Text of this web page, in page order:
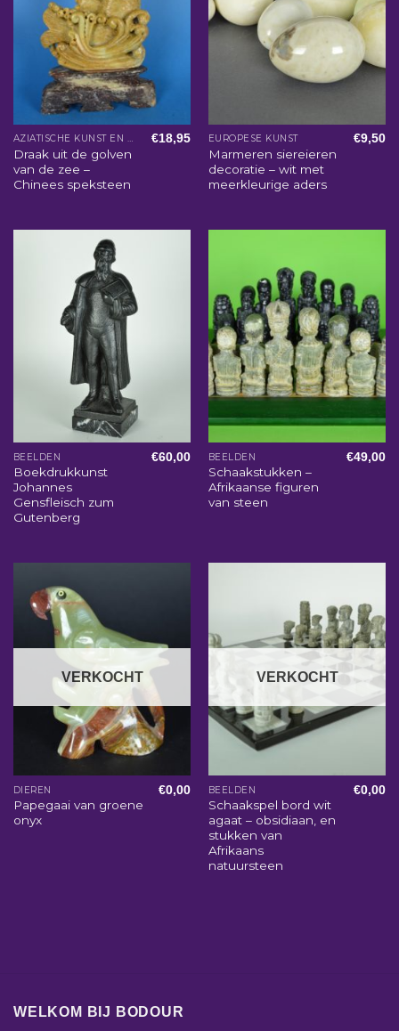
AZIATISCHE KUNST EN WOONACCESSOIRES
Draak uit de golven
van de zee –
Chinees speksteen
€18,95 EUROPESE KUNST
Marmeren siereieren
decoratie – wit met
meerkleurige aders
€9,50
BEELDEN
Boekdrukkunst
Johannes
Gensfleisch zum
Gutenberg
€60,00 BEELDEN
Schaakstukken –
Afrikaanse figuren
van steen
€49,00
VERKOCHT
DIEREN
Papegaai van groene
onyx
€0,00
VERKOCHT
BEELDEN
Schaakspel bord wit
agaat – obsidiaan, en
stukken van
Afrikaans
natuursteen
€0,00
WELKOM BIJ BODOUR